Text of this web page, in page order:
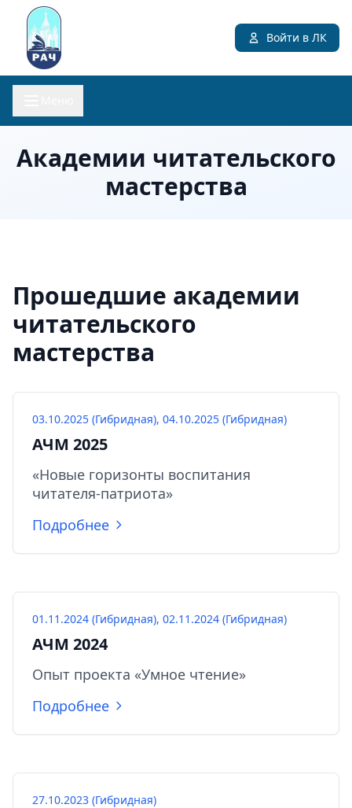
Войти в ЛК
Академии читательского
мастерства
Прошедшие академии
читательского
мастерства
03.10.2025 (Гибридная), 04.10.2025 (Гибридная)
АЧМ 2025
«Новые горизонты воспитания
читателя-патриота»
Подробнее
01.11.2024 (Гибридная), 02.11.2024 (Гибридная)
АЧМ 2024
Опыт проекта «Умное чтение»
Подробнее
27.10.2023 (Гибридная)